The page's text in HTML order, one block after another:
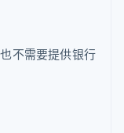
不需要提供银行